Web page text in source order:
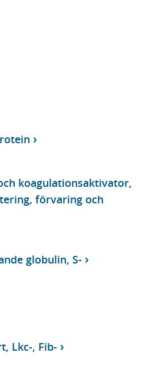
koagulationsaktivator,
förvaring och
globulin, S-
Lkc-, Fib-